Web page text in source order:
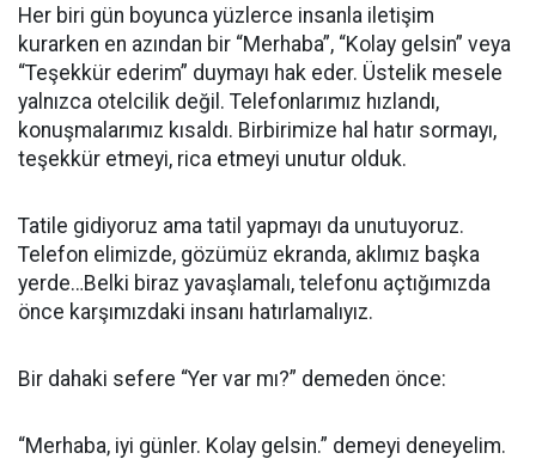
Her biri gün boyunca yüzlerce insanla iletişim
kurarken en azından bir “Merhaba”, “Kolay gelsin” veya
“Teşekkür ederim” duymayı hak eder. Üstelik mesele
yalnızca otelcilik değil. Telefonlarımız hızlandı,
konuşmalarımız kısaldı. Birbirimize hal hatır sormayı,
teşekkür etmeyi, rica etmeyi unutur olduk.
Tatile gidiyoruz ama tatil yapmayı da unutuyoruz.
Telefon elimizde, gözümüz ekranda, aklımız başka
yerde…Belki biraz yavaşlamalı, telefonu açtığımızda
önce karşımızdaki insanı hatırlamalıyız.
Bir dahaki sefere “Yer var mı?” demeden önce:
“Merhaba, iyi günler. Kolay gelsin.” demeyi deneyelim.